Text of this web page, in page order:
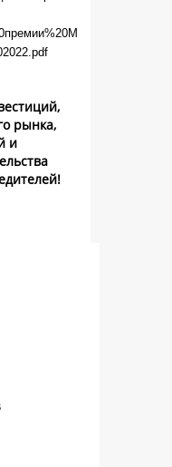
рынка,
и